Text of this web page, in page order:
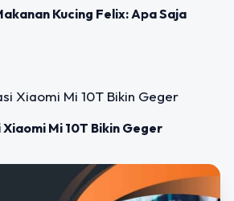
Kucing Felix: Apa Saja
Mi 10T Bikin Geger